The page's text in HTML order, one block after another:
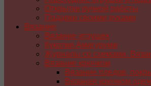
Открытки ручной работы
Подарки своими руками
Вязание
Вязание игрушек
Куколки Амигуруми
Журналы со схемами.
Вязание крючком
Вязание пледов,
Вязаная крючком